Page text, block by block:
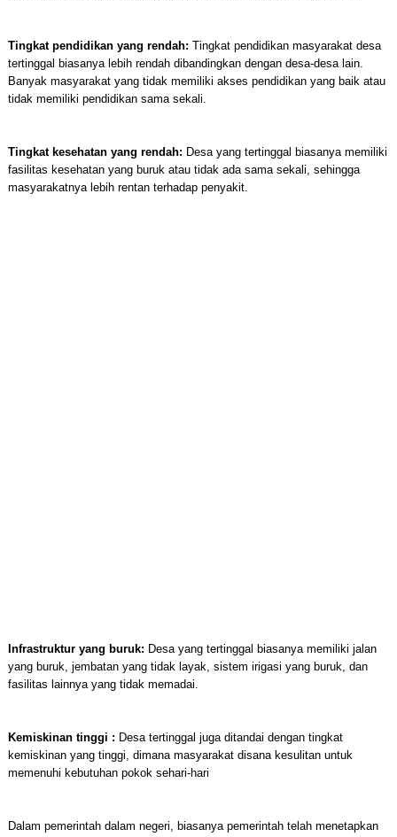
Tingkat pendidikan yang rendah: Tingkat pendidikan masyarakat desa
tertinggal biasanya lebih rendah dibandingkan dengan desa-desa lain.
Banyak masyarakat yang tidak memiliki akses pendidikan yang baik atau
tidak memiliki pendidikan sama sekali.
Tingkat kesehatan yang rendah: Desa yang tertinggal biasanya memiliki
fasilitas kesehatan yang buruk atau tidak ada sama sekali, sehingga
masyarakatnya lebih rentan terhadap penyakit.
Infrastruktur yang buruk: Desa yang tertinggal biasanya memiliki jalan
yang buruk, jembatan yang tidak layak, sistem irigasi yang buruk, dan
fasilitas lainnya yang tidak memadai.
Kemiskinan tinggi : Desa tertinggal juga ditandai dengan tingkat
kemiskinan yang tinggi, dimana masyarakat disana kesulitan untuk
memenuhi kebutuhan pokok sehari-hari
Dalam pemerintah dalam negeri, biasanya pemerintah telah menetapkan